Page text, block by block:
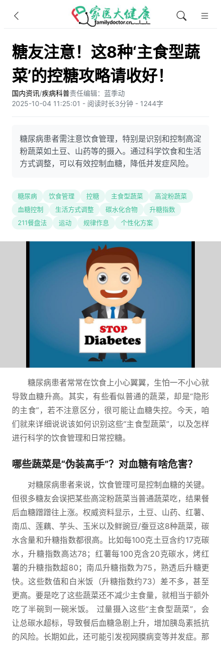
糖友注意！这8种‘主食型蔬
菜’的控糖攻略请收好！
国内资讯/疾病科普责任编辑：蓝季动
2025-10-04 11:25:01 - 阅读时长3分钟 - 1244字
糖尿病患者需注意饮食管理，特别是识别和控制高淀
粉蔬菜如土豆、山药等的摄入。通过科学饮食和生活
方式调整，可以有效控制血糖，降低并发症风险。
糖尿病 饮食管理 控糖 主食型蔬菜
高淀粉蔬菜
血糖控制
生活方式调整 碳水化合物
升糖指数
211餐盘法
运动 规律作息 个性化方案
糖尿病患者常常在饮食上小心翼翼，生怕一不小心就
导致血糖升高。其实，有些看似普通的蔬菜，却是“隐形
的主食”，若不注意区分，很可能让血糖失控。今天，咱
们就来详细说说该如何识别这些“主食型蔬菜”，以及怎样
进行科学的饮食管理和日常控糖。
哪些蔬菜是“伪装高手”？对血糖有啥危害？
对糖尿病患者来说，饮食管理可是控制血糖的关键。
但很多糖友会误把某些高淀粉蔬菜当普通蔬菜吃，结果餐
后血糖蹭蹭往上涨。权威资料显示，土豆、山药、红薯、
南瓜、莲藕、芋头、玉米以及鲜豌豆/蚕豆这8种蔬菜，碳
水含量和升糖指数都很高。比如每100克土豆含约17克碳
水，升糖指数高达78；红薯每100克含20克碳水，烤红
薯的升糖指数超80；南瓜升糖指数为75，熟透后升糖更
快。这些数值和白米饭（升糖指数约73）差不多，甚至
更高。要是吃了这些蔬菜还不减少主食量，就相当于额外
吃了半碗到一碗米饭。 过量摄入这些“主食型蔬菜”，会
让总碳水超标，导致餐后血糖急剧上升，增加胰岛素抵抗
的风险。长期如此，还可能引发视网膜病变等并发症。那